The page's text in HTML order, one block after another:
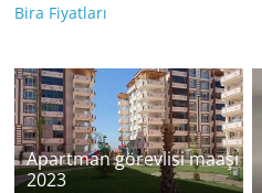
Bira Fiyatları
Apartman görevlisi maaşı
2023